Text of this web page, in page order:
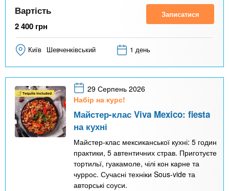
Вартість
2 400 грн
Записатися
Київ Шевченківський 1 день
29 Серпень 2026
Набір на курс!
Майстер-клас Viva Mexico: fiesta
на кухні
Майстер-клас мексиканської кухні: 5 годин
практики, 5 автентичних страв. Приготуєте
тортильї, гуакамоле, чілі кон карне та
чуррос. Сучасні техніки Sous-vide та
авторські соуси.